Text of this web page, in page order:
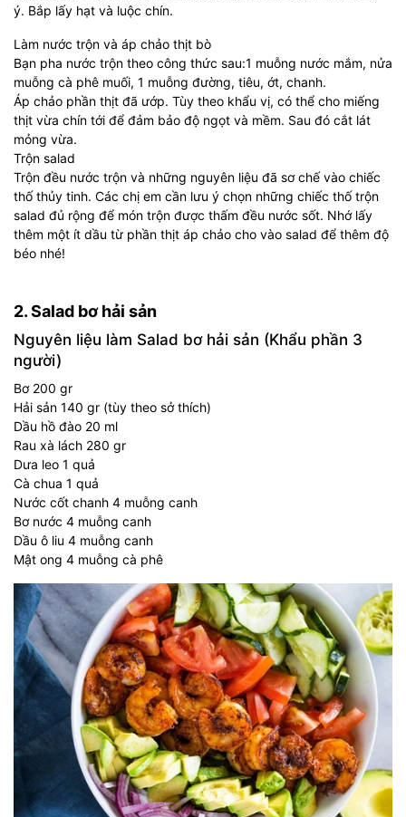
ý. Bắp lấy hạt và luộc chín.
Làm nước trộn và áp chảo thịt bò
Bạn pha nước trộn theo công thức sau:1 muỗng nước mắm, nửa
muỗng cà phê muối, 1 muỗng đường, tiêu, ớt, chanh.
Áp chảo phần thịt đã ướp. Tùy theo khẩu vị, có thể cho miếng
thịt vừa chín tới để đảm bảo độ ngọt và mềm. Sau đó cắt lát
mỏng vừa.
Trộn salad
Trộn đều nước trộn và những nguyên liệu đã sơ chế vào chiếc
thố thủy tinh. Các chị em cần lưu ý chọn những chiếc thố trộn
salad đủ rộng để món trộn được thấm đều nước sốt. Nhớ lấy
thêm một ít dầu từ phần thịt áp chảo cho vào salad để thêm độ
béo nhé!
2. Salad bơ hải sản
Nguyên liệu làm Salad bơ hải sản (Khẩu phần 3
người)
Bơ 200 gr
Hải sản 140 gr (tùy theo sở thích)
Dầu hồ đào 20 ml
Rau xà lách 280 gr
Dưa leo 1 quả
Cà chua 1 quả
Nước cốt chanh 4 muỗng canh
Bơ nước 4 muỗng canh
Dầu ô liu 4 muỗng canh
Mật ong 4 muỗng cà phê